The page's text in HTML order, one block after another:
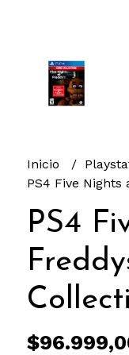
Inicio
PS4 Five Nights
PS4